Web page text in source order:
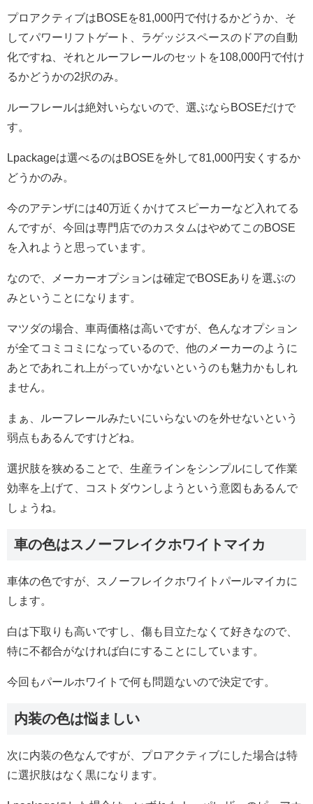
プロアクティブはBOSEを81,000円で付けるかどうか、そ
してパワーリフトゲート、ラゲッジスペースのドアの自動
化ですね、それとルーフレールのセットを108,000円で付け
るかどうかの2択のみ。
ルーフレールは絶対いらないので、選ぶならBOSEだけで
す。
Lpackageは選べるのはBOSEを外して81,000円安くするか
どうかのみ。
今のアテンザには40万近くかけてスピーカーなど入れてる
んですが、今回は専門店でのカスタムはやめてこのBOSE
を入れようと思っています。
なので、メーカーオプションは確定でBOSEありを選ぶの
みということになります。
マツダの場合、車両価格は高いですが、色んなオプション
が全てコミコミになっているので、他のメーカーのように
あとであれこれ上がっていかないというのも魅力かもしれ
ません。
まぁ、ルーフレールみたいにいらないのを外せないという
弱点もあるんですけどね。
選択肢を狭めることで、生産ラインをシンプルにして作業
効率を上げて、コストダウンしようという意図もあるんで
しょうね。
車の色はスノーフレイクホワイトマイカ
車体の色ですが、スノーフレイクホワイトパールマイカに
します。
白は下取りも高いですし、傷も目立たなくて好きなので、
特に不都合がなければ白にすることにしています。
今回もパールホワイトで何も問題ないので決定です。
内装の色は悩ましい
次に内装の色なんですが、プロアクティブにした場合は特
に選択肢はなく黒になります。